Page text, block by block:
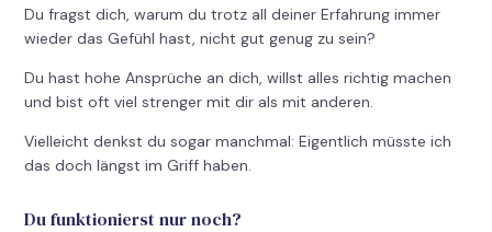
Du fragst dich, warum du trotz all deiner Erfahrung immer
wieder das Gefühl hast, nicht gut genug zu sein?
Du hast hohe Ansprüche an dich, willst alles richtig machen
und bist oft viel strenger mit dir als mit anderen.
Vielleicht denkst du sogar manchmal: Eigentlich müsste ich
das doch längst im Griff haben.
Du funktionierst nur noch?